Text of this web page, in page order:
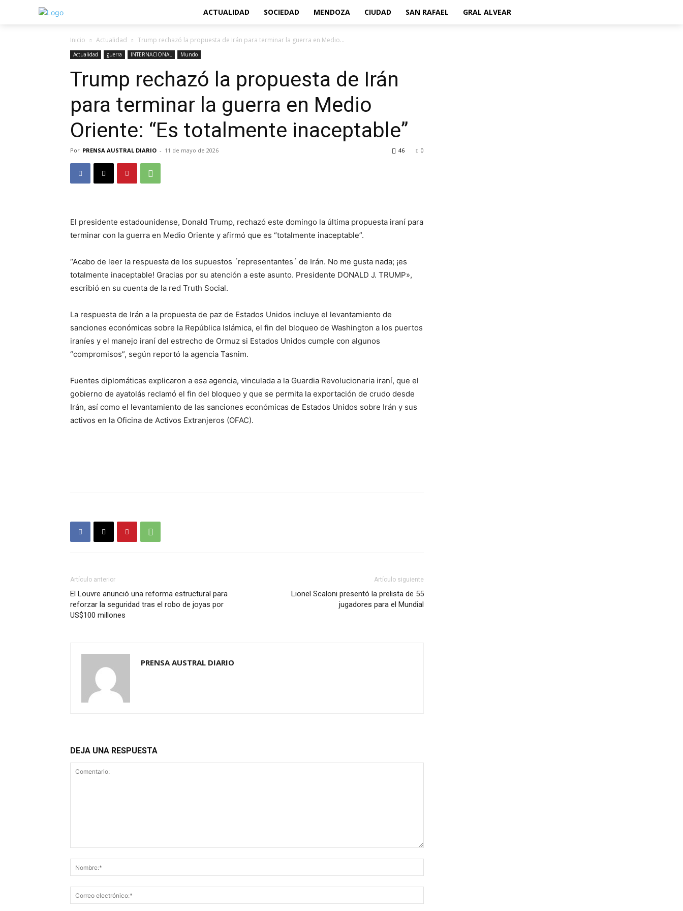
ACTUALIDAD SOCIEDAD MENDOZA CIUDAD SAN RAFAEL GRAL ALVEAR
Inicio Actualidad Trump rechazó la propuesta de Irán para terminar la guerra en Medio...
Actualidad guerra INTERNACIONAL Mundo
Trump rechazó la propuesta de Irán
para terminar la guerra en Medio
Oriente: “Es totalmente inaceptable”
Por PRENSA AUSTRAL DIARIO - 11 de mayo de 2026 0
46
El presidente estadounidense, Donald Trump, rechazó este domingo la última propuesta iraní para
terminar con la guerra en Medio Oriente y afirmó que es “totalmente inaceptable”.
“Acabo de leer la respuesta de los supuestos ´representantes´ de Irán. No me gusta nada; ¡es
totalmente inaceptable! Gracias por su atención a este asunto. Presidente DONALD J. TRUMP»,
escribió en su cuenta de la red Truth Social.
La respuesta de Irán a la propuesta de paz de Estados Unidos incluye el levantamiento de
sanciones económicas sobre la República Islámica, el fin del bloqueo de Washington a los puertos
iraníes y el manejo iraní del estrecho de Ormuz si Estados Unidos cumple con algunos
“compromisos”, según reportó la agencia Tasnim.
Fuentes diplomáticas explicaron a esa agencia, vinculada a la Guardia Revolucionaria iraní, que el
gobierno de ayatolás reclamó el fin del bloqueo y que se permita la exportación de crudo desde
Irán, así como el levantamiento de las sanciones económicas de Estados Unidos sobre Irán y sus
activos en la Oficina de Activos Extranjeros (OFAC).
Artículo anterior
El Louvre anunció una reforma estructural para
reforzar la seguridad tras el robo de joyas por
US$100 millones
Artículo siguiente
Lionel Scaloni presentó la prelista de 55
jugadores para el Mundial
PRENSA AUSTRAL DIARIO
DEJA UNA RESPUESTA